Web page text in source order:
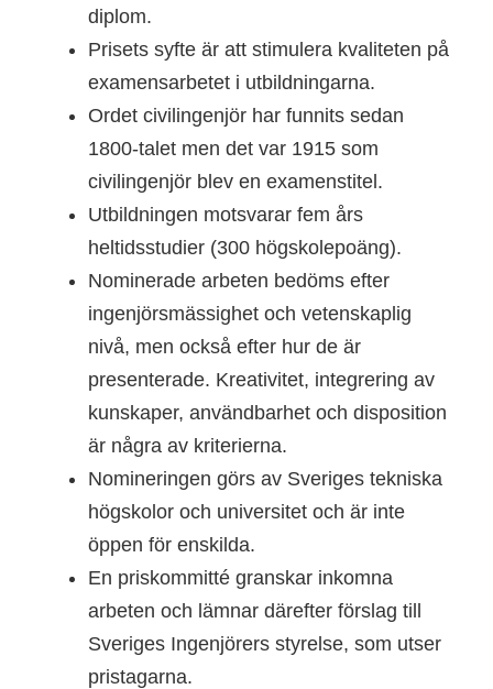
diplom.
Prisets syfte är att stimulera kvaliteten på
examensarbetet i utbildningarna.
Ordet civilingenjör har funnits sedan
1800-talet men det var 1915 som
civilingenjör blev en examenstitel.
Utbildningen motsvarar fem års
heltidsstudier (300 högskolepoäng).
Nominerade arbeten bedöms efter
ingenjörsmässighet och vetenskaplig
nivå, men också efter hur de är
presenterade. Kreativitet, integrering av
kunskaper, användbarhet och disposition
är några av kriterierna.
Nomineringen görs av Sveriges tekniska
högskolor och universitet och är inte
öppen för enskilda.
En priskommitté granskar inkomna
arbeten och lämnar därefter förslag till
Sveriges Ingenjörers styrelse, som utser
pristagarna.